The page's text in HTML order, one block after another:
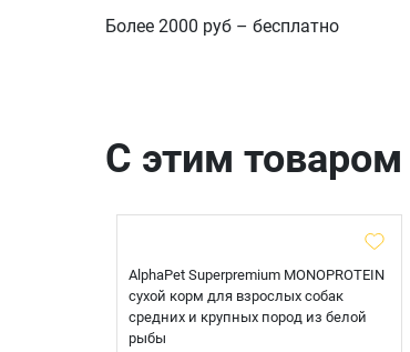
Более 2000 руб – бесплатно
С этим
AlphaPet Superpremium MONOPROTEIN
сухой корм для взрослых собак
средних и крупных пород из белой
рыбы